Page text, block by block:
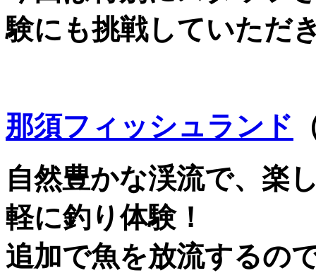
験にも挑戦していただ
那須フィッシュランド
自然豊かな渓流で、楽
軽に釣り体験！
追加で魚を放流するの